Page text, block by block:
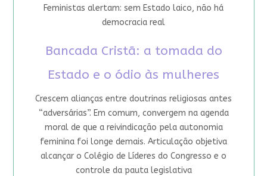
Feministas alertam: sem Estado laico, não há
democracia real
Bancada Cristã: a tomada do
Estado e o ódio às mulheres
Crescem alianças entre doutrinas religiosas antes
“adversárias”. Em comum, convergem na agenda
moral de que a reivindicação pela autonomia
feminina foi longe demais. Articulação objetiva
alcançar o Colégio de Líderes do Congresso e o
controle da pauta legislativa